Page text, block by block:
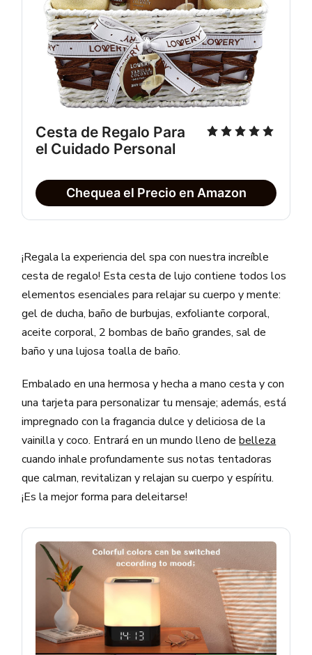
Cesta de Regalo Para
el Cuidado Personal
Chequea el Precio en Amazon
¡Regala la experiencia del spa con nuestra increíble
cesta de regalo! Esta cesta de lujo contiene todos los
elementos esenciales para relajar su cuerpo y mente:
gel de ducha, baño de burbujas, exfoliante corporal,
aceite corporal, 2 bombas de baño grandes, sal de
baño y una lujosa toalla de baño.
Embalado en una hermosa y hecha a mano cesta y con
una tarjeta para personalizar tu mensaje; además, está
impregnado con la fragancia dulce y deliciosa de la
vainilla y coco. Entrará en un mundo lleno debelleza
cuando inhale profundamente sus notas tentadoras
que calman, revitalizan y relajan su cuerpo y espíritu.
¡Es la mejor forma para deleitarse!